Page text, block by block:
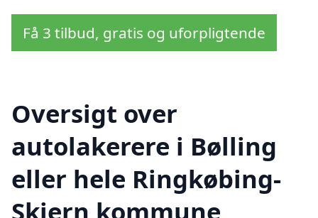
Få 3 tilbud, gratis og uforpligtende
Oversigt over
autolakerere i Bølling
eller hele Ringkøbing-
Skjern kommune